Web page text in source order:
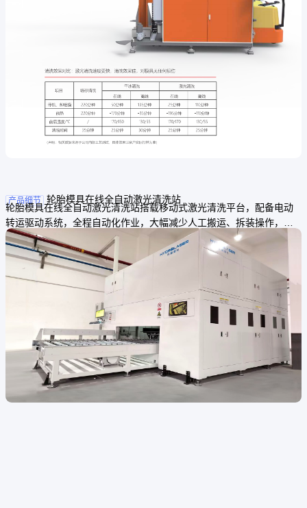
产品细节 轮胎模具在线全自动激光清洗站
轮胎模具在线全自动激光清洗站搭载移动式激光清洗平台，配备电动
转运驱动系统，全程自动化作业，大幅减少人工搬运、拆装操作，有
效降低车间人力投入。设备可灵活移动流转，适配厂区多台硫化机共
用，无需为每台硫化机单独配置清洗设备，显著削减设备采购与场地